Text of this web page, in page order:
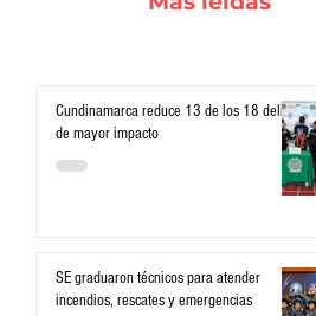
Cundinamarca reduce 13 de los 18 delitos
de mayor impacto
SE graduaron técnicos para atender
incendios, rescates y emergencias